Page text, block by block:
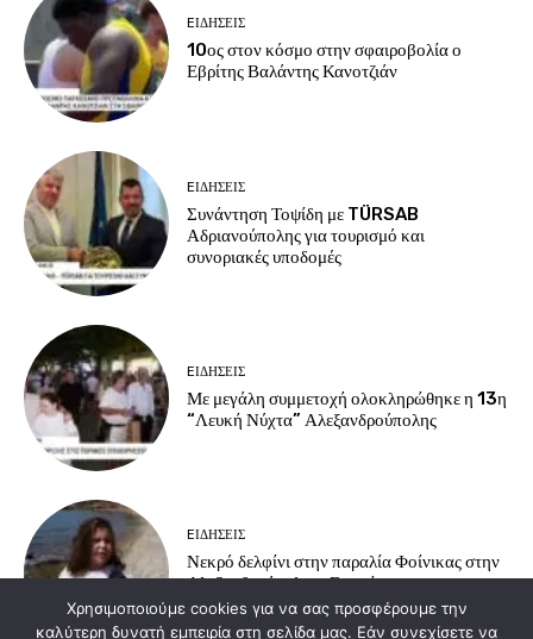
EΙΔΗΣΕΙΣ
10ος στον κόσμο στην σφαιροβολία ο
Εβρίτης Βαλάντης Κανοτζιάν
EΙΔΗΣΕΙΣ
Συνάντηση Τοψίδη με TÜRSAB
Αδριανούπολης για τουρισμό και
συνοριακές υποδομές
EΙΔΗΣΕΙΣ
Με μεγάλη συμμετοχή ολοκληρώθηκε η 13η
“Λευκή Νύχτα” Αλεξανδρούπολης
EΙΔΗΣΕΙΣ
Νεκρό δελφίνι στην παραλία Φοίνικας στην
Αλεξανδρούπολη – Επιχείρηση
περισυλλογής από τις αρχές.
Χρησιμοποιούμε cookies για να σας προσφέρουμε την
καλύτερη δυνατή εμπειρία στη σελίδα μας. Εάν συνεχίσετε να